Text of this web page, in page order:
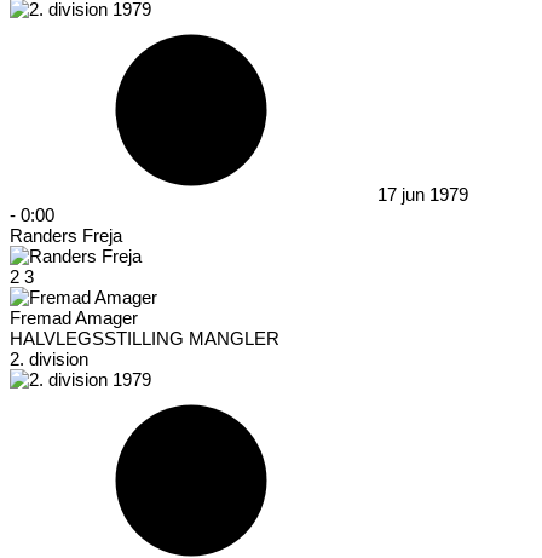
17 jun 1979
- 0:00
Randers Freja
2 3
Fremad Amager
HALVLEGSSTILLING MANGLER
2. division